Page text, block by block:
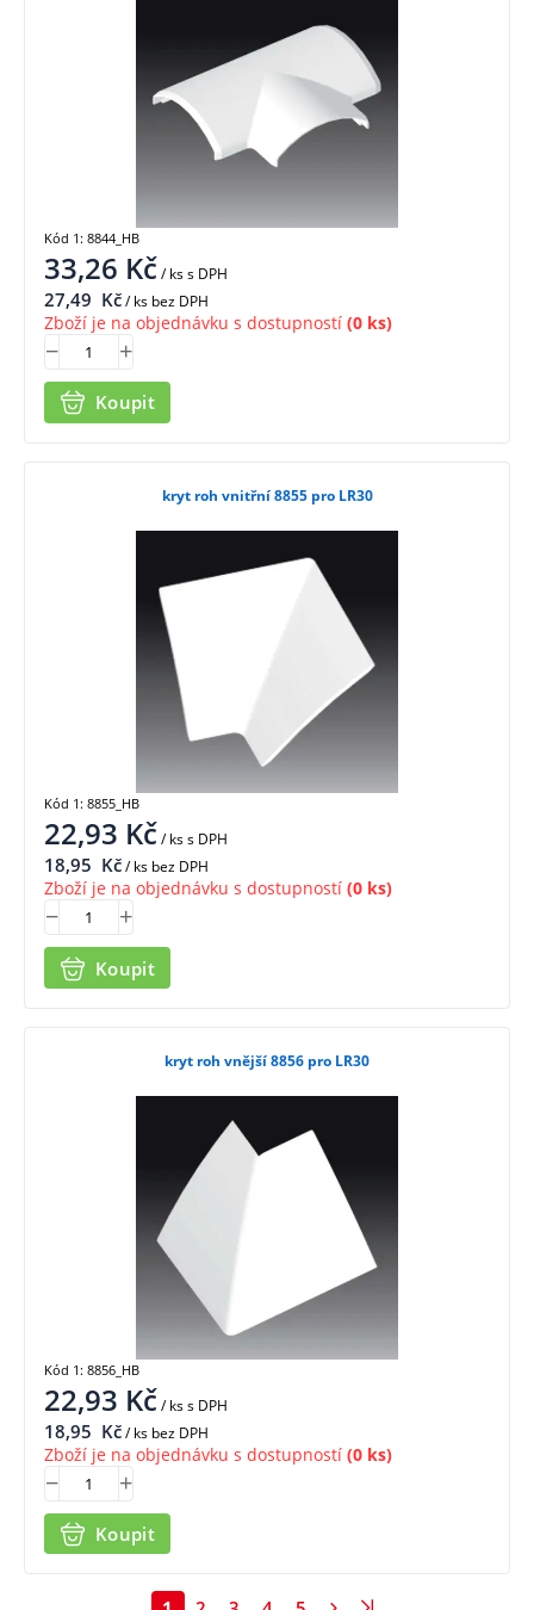
33,26 Kč/ kss DPH
27,49 Kč/ ks bez DPH
Zboží je na objednávku s dostupností (0 ks)
Koupit
Kód 1: 8844_HB
kryt roh vnitřní 8855 pro LR30
22,93 Kč/ kss DPH
18,95 Kč/ ks bez DPH
Zboží je na objednávku s dostupností (0 ks)
Koupit
Kód 1: 8855_HB
kryt roh vnější 8856 pro LR30
22,93 Kč/ kss DPH
18,95 Kč/ ks bez DPH
Zboží je na objednávku s dostupností (0 ks)
Koupit
Kód 1: 8856_HB